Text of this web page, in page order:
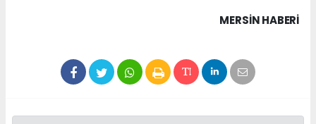
MERSIN HABERİ